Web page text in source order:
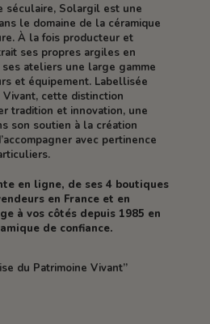
séculaire, Solargil est une
le domaine de la céramique
À la fois producteur et
ses propres argiles en
ateliers une large gamme
et équipement. Labellisée
cette distinction
tradition et innovation, une
son soutien à la création
avec pertinence
en ligne, de ses 4 boutiques
en France et en
à vos côtés depuis 1985 en
de confiance.
du Patrimoine Vivant”